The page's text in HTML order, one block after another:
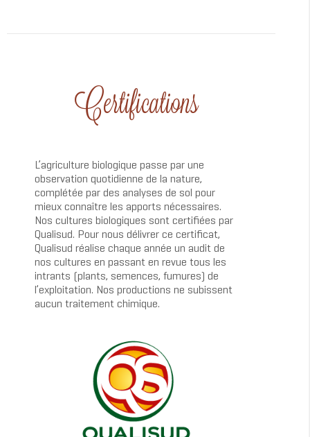
Certifications
L’agriculture biologique passe par une
observation quotidienne de la nature,
complétée par des analyses de sol pour
mieux connaître les apports nécessaires.
Nos cultures biologiques sont certifiées par
Qualisud. Pour nous délivrer ce certificat,
Qualisud réalise chaque année un audit de
nos cultures en passant en revue tous les
intrants (plants, semences, fumures) de
l’exploitation. Nos productions ne subissent
aucun traitement chimique.